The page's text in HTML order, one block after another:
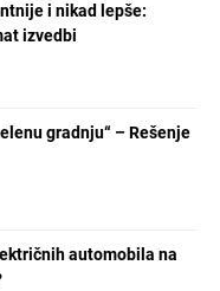
i nikad lepše:
izvedbi
gradnju“ – Rešenje
automobila na